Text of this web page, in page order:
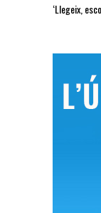
‘Llegeix,